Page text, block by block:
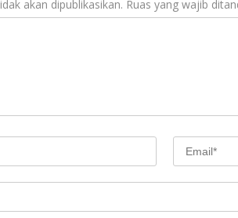
akan dipublikasikan. Ruas yang wajib